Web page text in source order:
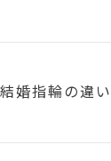
婚指輪の違